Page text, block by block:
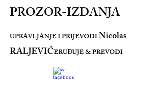
PROZOR-IZDANJA
UPRAVLJANJE I PRIJEVODINicolas
RALJEVIĆERUĐUJE & PREVODI